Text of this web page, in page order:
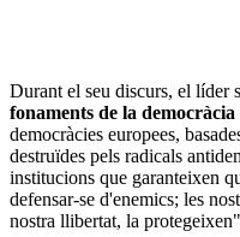
Durant el seu discurs, el líder
fonaments de la democràcia
democràcies europees,
destruïdes pels radicals
institucions que garanteixen
defensar-se d'enemics; les
nostra llibertat, la